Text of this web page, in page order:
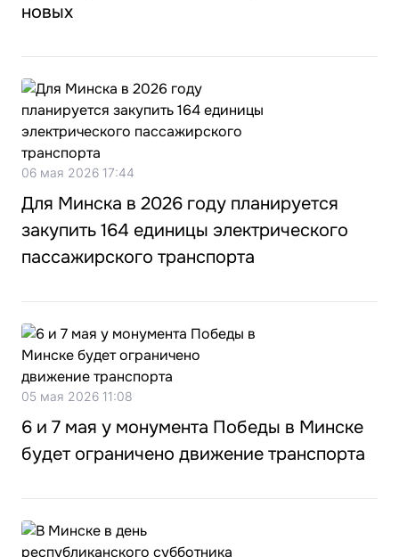
новых
06 мая 2026 17:44
Для Минска в 2026 году планируется
закупить 164 единицы электрического
пассажирского транспорта
05 мая 2026 11:08
6 и 7 мая у монумента Победы в Минске
будет ограничено движение транспорта